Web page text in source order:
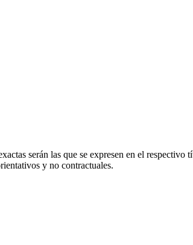
serán las que se expresen en el
y no contractuales.